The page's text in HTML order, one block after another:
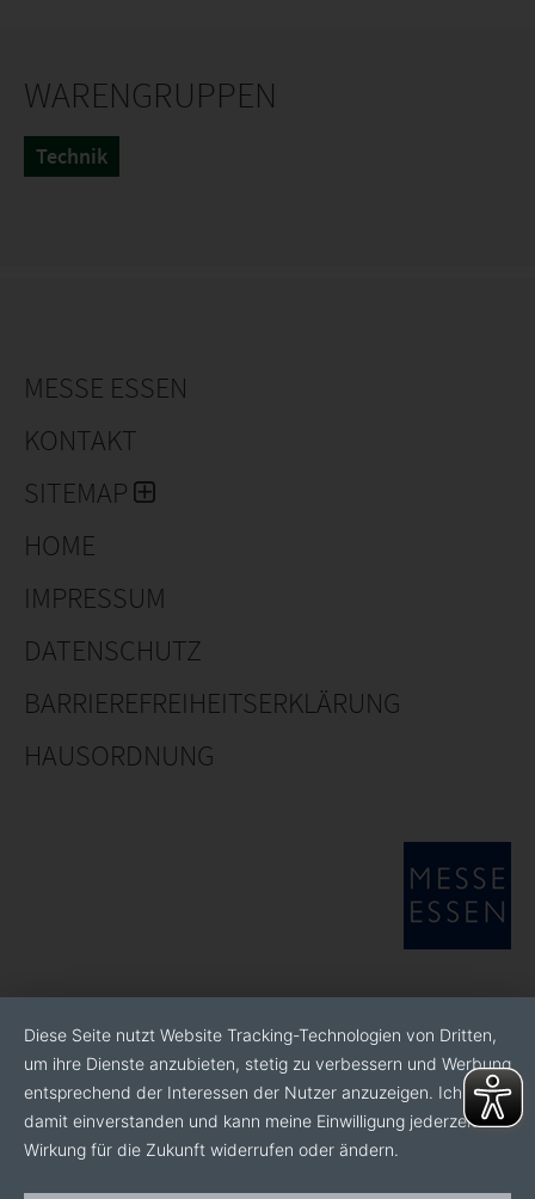
WARENGRUPPEN
Technik
MESSE ESSEN
KONTAKT
SITEMAP
HOME
IMPRESSUM
DATENSCHUTZ
BARRIEREFREIHEITSERKLÄRUNG
HAUSORDNUNG
Diese Seite nutzt Website Tracking-Technologien von Dritten,
um ihre Dienste anzubieten, stetig zu verbessern und Werbung
entsprechend der Interessen der Nutzer anzuzeigen. Ich bin
damit einverstanden und kann meine Einwilligung jederzeit mit
Wirkung für die Zukunft widerrufen oder ändern.